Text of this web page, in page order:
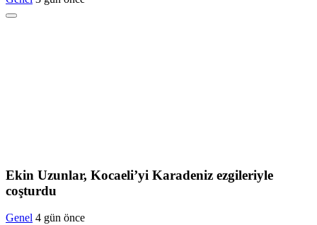
Ekin Uzunlar, Kocaeli’yi Karadeniz ezgileriyle
coşturdu
Genel 4 gün önce